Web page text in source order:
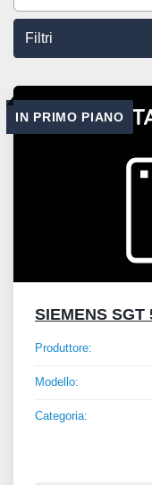
Filtri
Tutte le
IN PRIMO PIANO
SIEMENS SGT
Produttore:
Modello:
Categoria: